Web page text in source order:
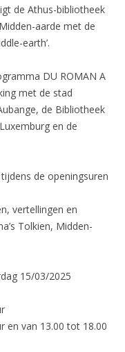
de Athus-bibliotheek
aarde met de
earth’.
DU ROMAN A
met de stad
de Bibliotheek
en de
de openingsuren
vertellingen en
Tolkien, Midden-
15/03/2025
en van 13.00 tot 18.00